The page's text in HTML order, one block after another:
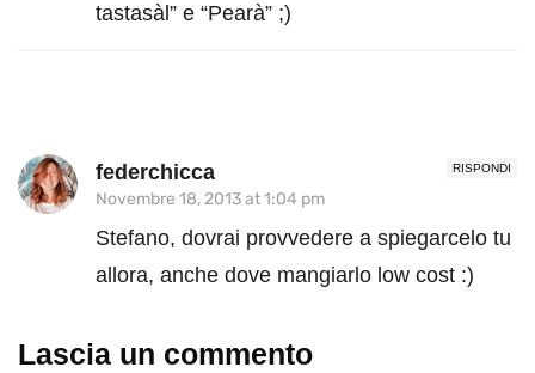
tastasàl” e “Pearà” ;)
RISPONDI
federchicca
Novembre 18, 2013 at 1:04 pm
Stefano, dovrai provvedere a spiegarcelo tu
allora, anche dove mangiarlo low cost :)
Lascia un commento